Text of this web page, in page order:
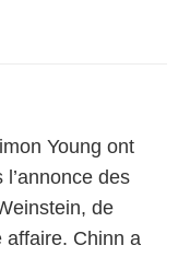
Young ont
des
de
affaire. Chinn a